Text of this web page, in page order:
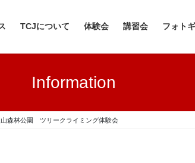
TCJについて 体験会 講習会 フォト
Information
森林公園 ツリークライミング体験会